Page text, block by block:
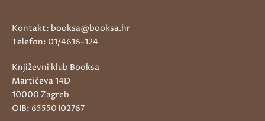
Kontakt: booksa@booksa.hr
Telefon: 01/4616-124
Književni klub Booksa
Martićeva 14D
10000 Zagreb
OIB: 65550102767